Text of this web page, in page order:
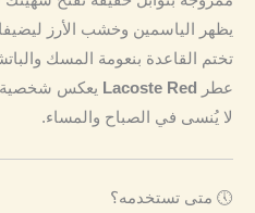
يظهر الياسمين وخشب الأرز
تختم القاعدة بنعومة المسك
عطر
Lacoste Red يعكس شخصية
لا يُنسى في الصباح والمساء.
🕔 متى تستخدمه؟